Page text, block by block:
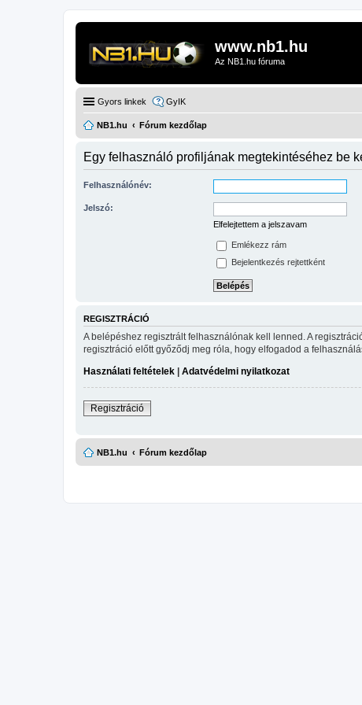
www.nb1.hu
Az NB1.hu fóruma
Gyors linkek GyIK
NB1.hu Fórum kezdőlap
Egy felhasználó profiljának megtekintéséhez be
Felhasználónév:
Jelszó:
Elfelejtettem a jelszavam
Emlékezz rám
Bejelentkezés rejtettként
REGISZTRÁCIÓ
A belépéshez regisztrált felhasználónak kell lenned. A
regisztráció előtt győződj meg róla, hogy elfogadod a
Használati feltételek
Adatvédelmi nyilatkozat
Regisztráció
NB1.hu Fórum kezdőlap